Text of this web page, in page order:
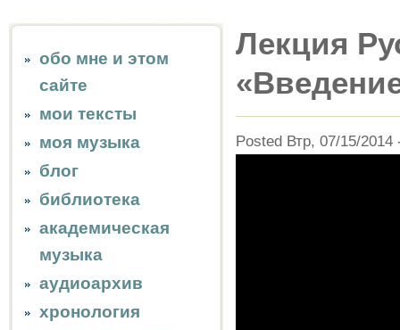
обо мне и этом
сайте
мои тексты
моя музыка
блог
библиотека
академическая
музыка
аудиоархив
хронология
Лекция
Posted Втр, 07/15/2014